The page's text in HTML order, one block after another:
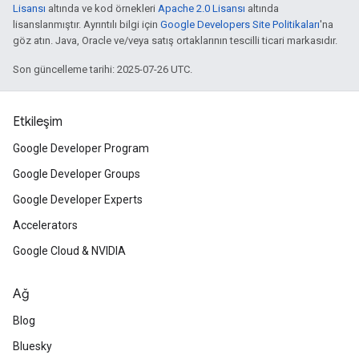
Lisansı altında ve kod örnekleri Apache 2.0 Lisansı altında
lisanslanmıştır. Ayrıntılı bilgi için Google Developers Site Politikaları'na
göz atın. Java, Oracle ve/veya satış ortaklarının tescilli ticari markasıdır.
Son güncelleme tarihi: 2025-07-26 UTC.
Etkileşim
Google Developer Program
Google Developer Groups
Google Developer Experts
Accelerators
Google Cloud & NVIDIA
Ağ
Blog
Bluesky